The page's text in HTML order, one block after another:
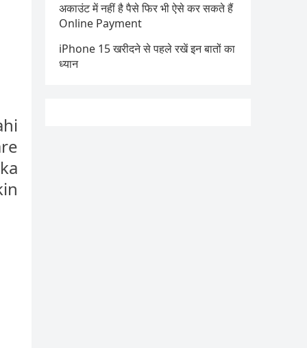
अकाउंट में नहीं है पैसे फिर भी ऐसे कर सकते हैं
Online Payment
iPhone 15 खरीदने से पहले रखें इन बातों का
ध्यान